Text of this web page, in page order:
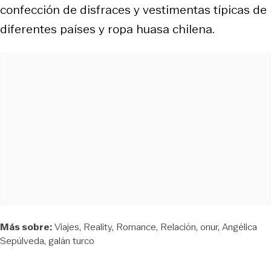
confección de disfraces y vestimentas típicas de
diferentes países y ropa huasa chilena.
Más sobre:Viajes Reality Romance Relación onur Angélica
Sepúlveda galán turco